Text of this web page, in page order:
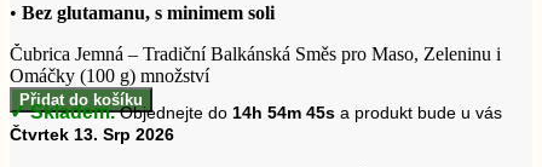
• Bez glutamanu, s minimem soli
Čubrica Jemná – Tradiční Balkánská Směs pro Maso, Zeleninu i
Omáčky (100 g) množství
Přidat do košíku
✓ Skladem. Objednejte do 14h 54m 44s a produkt bude u vás
Čtvrtek 13. Srp 2026